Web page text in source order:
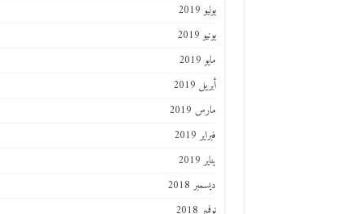
يوليو 2019
يونيو 2019
مايو 2019
أبريل 2019
مارس 2019
فبراير 2019
يناير 2019
ديسمبر 2018